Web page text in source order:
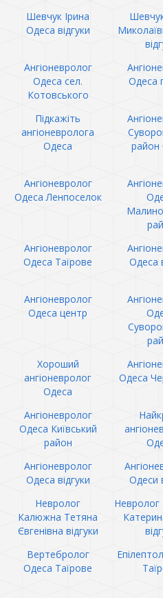
Шевчук Ірина
Одеса відгуки
Ангіоневролог
Одеса сел.
Котовського
Одеса
Підкажіть
ангіоневролога
Одеса
район
Ангіоневролог
Одеса Ленпоселок
Ангіоневролог
Одеса Таїрове
Одеса
Ангіоневролог
Одеса центр
Хороший
ангіоневролог
Одеса
Одеса
Ангіоневролог
Одеса Київський
район
Ангіоневролог
Одеса відгуки
Одеси
Невролог
Калюжна Тетяна
Євгенівна відгуки
Вертебролог
Одеса Таїрове